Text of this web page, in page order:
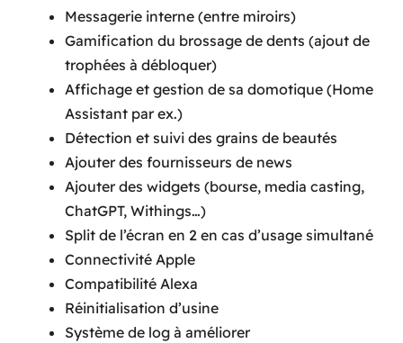
Messagerie interne (entre miroirs)
Gamification du brossage de dents (ajout de
trophées à débloquer)
Affichage et gestion de sa domotique (Home
Assistant par ex.)
Détection et suivi des grains de beautés
Ajouter des fournisseurs de news
Ajouter des widgets (bourse, media casting,
ChatGPT, Withings…)
Split de l’écran en 2 en cas d’usage simultané
Connectivité Apple
Compatibilité Alexa
Réinitialisation d’usine
Système de log à améliorer